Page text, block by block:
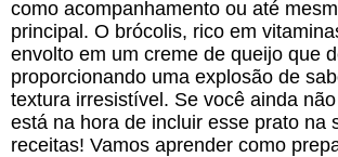
como acompanhamento ou até
principal. O brócolis, rico em
envolto em um creme de queijo que
proporcionando uma explosão de
textura irresistível. Se você ainda
está na hora de incluir esse prato na
receitas! Vamos aprender como